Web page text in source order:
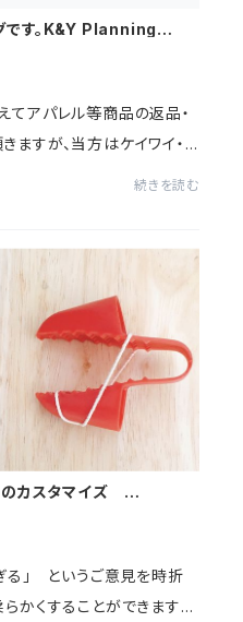
です。K&Y Planning社で
アパレル等商品の返品・
すが、当方はケイワイ・
す。ケイアンドワイプランニ
続きを読む
のカスタマイズ
る」 というご意見を時折
かくすることができます。